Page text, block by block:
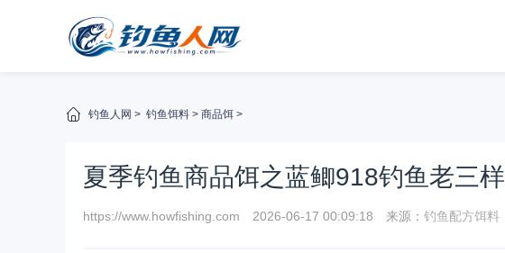
钓鱼人网 > 钓鱼饵料 > 商品饵 >
夏季钓鱼商品饵之蓝鲫918钓鱼老三样
https://www.howfishing.com 2026-06-17 00:09:18 来源： 钓鱼配方饵料